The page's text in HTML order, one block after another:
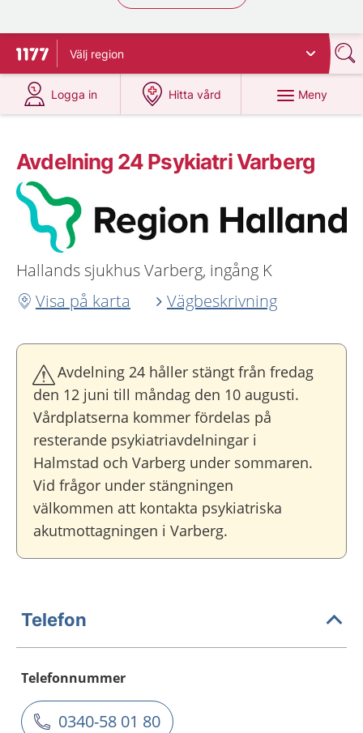
Till startsidan för 1177
Välj region
Logga in
på 1177.se
Hitta vård
på 1177.se
Meny
Avdelning 24 Psykiatri Varberg
Hallands sjukhus Varberg, ingång K
Visa på karta
Vägbeskrivning
Avdelning 24 håller stängt från fredag
den 12 juni till måndag den 10 augusti.
Vårdplatserna kommer fördelas på
resterande psykiatriavdelningar i
Halmstad och Varberg under sommaren.
Vid frågor under stängningen
välkommen att kontakta psykiatriska
akutmottagningen i Varberg.
Telefon
Telefonnummer
0340-58 01 80